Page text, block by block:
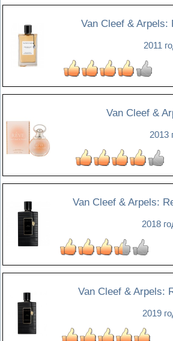
Van Cleef & Arpels:
2011
Van Cleef &
2013
Van Cleef & Arpels:
2018
Van Cleef & Arpels:
2019